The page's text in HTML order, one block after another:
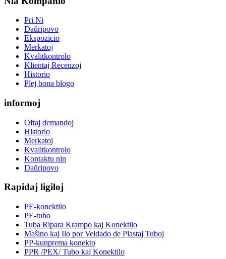
Pri Ni
Daŭripovo
Ekspozicio
Merkatoj
Kvalitkontrolo
Klientaj Recenzoj
Historio
Plej bona blogo
informoj
Oftaj demandoj
Historio
Merkatoj
Kvalitkontrolo
Kontaktu nin
Daŭripovo
Rapidaj ligiloj
PE-konektilo
PE-tubo
Tuba Ripara Krampo kaj Konektilo
Maŝino kaj Ilo por Veldado de Plastaj Tuboj
PP-kunprema konekto
PPR /PEX/ Tubo kaj Konektilo